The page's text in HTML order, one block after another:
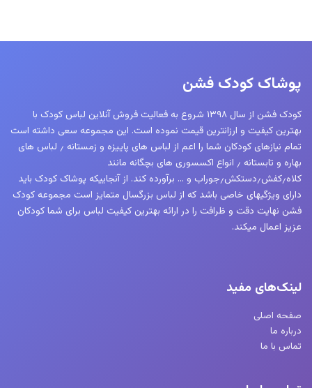
پوشاک کودک فشن
کودک فشن از سال ۱۳۹۸ شروع به فعالیت فروش آنلاین لباس کودک با
بهترین کیفیت و ارزانترین قیمت نموده است. این مجموعه سعی داشته است
تمام نیازهای کودکان شما را اعم از لباس های پاییزه و زمستانه ٫ لباس های
بهاره و تابستانه ٫ انواع اکسسوری های بچگانه مانند
کلاه٫کفش٫دستکش٫جوراب و … برآورده کند. از آنجاییکه پوشاک کودک باید
دارای ویژگیهای خاصی باشد که از لباس بزرگسال متمایز است مجموعه کودک
فشن نهایت دقت و ظرافت را در ارائه بهترین کیفیت لباس برای شما کودکان
عزیز اعمال میکند.
لینک‌های مفید
صفحه اصلی
درباره ما
تماس با ما